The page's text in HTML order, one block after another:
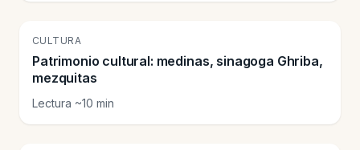
🕌
CULTURA
Patrimonio cultural: medinas, sinagoga Ghriba,
mezquitas
Lectura ~10 min